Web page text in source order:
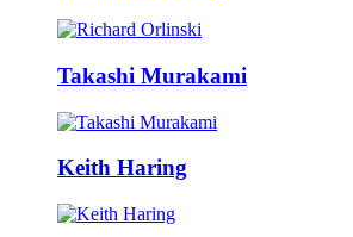
Takashi Murakami
Keith Haring